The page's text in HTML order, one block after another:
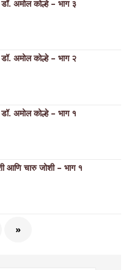
अमोल कोल्हे – भाग ३
अमोल कोल्हे – भाग २
अमोल कोल्हे – भाग १
आणि चारु जोशी – भाग १
»